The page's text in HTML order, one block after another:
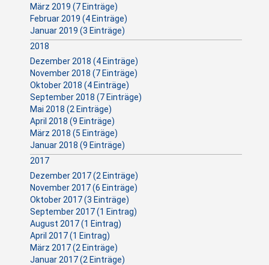
März 2019 (7 Einträge)
Februar 2019 (4 Einträge)
Januar 2019 (3 Einträge)
2018
Dezember 2018 (4 Einträge)
November 2018 (7 Einträge)
Oktober 2018 (4 Einträge)
September 2018 (7 Einträge)
Mai 2018 (2 Einträge)
April 2018 (9 Einträge)
März 2018 (5 Einträge)
Januar 2018 (9 Einträge)
2017
Dezember 2017 (2 Einträge)
November 2017 (6 Einträge)
Oktober 2017 (3 Einträge)
September 2017 (1 Eintrag)
August 2017 (1 Eintrag)
April 2017 (1 Eintrag)
März 2017 (2 Einträge)
Januar 2017 (2 Einträge)